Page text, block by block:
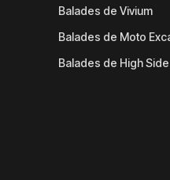
Balades de Vivium
Balades de Moto
Balades de High Side